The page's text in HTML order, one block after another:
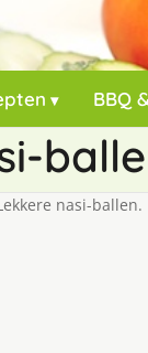
BBQ
nasi-ballen.